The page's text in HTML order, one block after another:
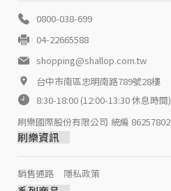
0800-038-699
04-22665588
shopping@shallop.com.tw
台中市南區忠明南路789號28樓
8:30-18:00 (12:00-13:30 休息時間)
刷樂國際股份有限公司 統編 86257802
刷樂資訊
銷售通路 隱私政策